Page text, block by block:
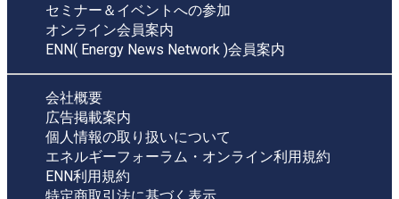
セミナー＆イベントへの参加
オンライン会員案内
ENN( Energy News Network )会員案内
会社概要
広告掲載案内
個人情報の取り扱いについて
エネルギーフォーラム・オンライン利用規約
ENN利用規約